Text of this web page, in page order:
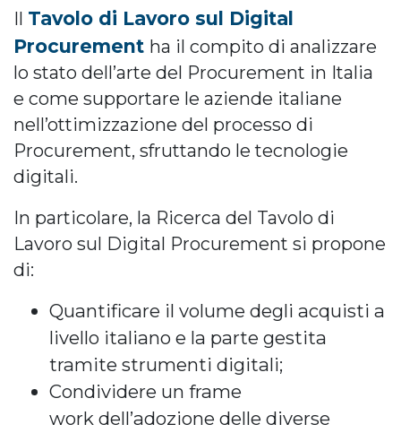
Il Tavolo di Lavoro sul Digital
Procurement ha il compito di analizzare
lo stato dell’arte del Procurement in Italia
e come supportare le aziende italiane
nell’ottimizzazione del processo di
Procurement, sfruttando le tecnologie
digitali.
In particolare, la Ricerca del Tavolo di
Lavoro sul Digital Procurement si propone
di:
Quantificare il volume degli acquisti a
livello italiano e la parte gestita
tramite strumenti digitali;
Condividere un frame
work dell’adozione delle diverse